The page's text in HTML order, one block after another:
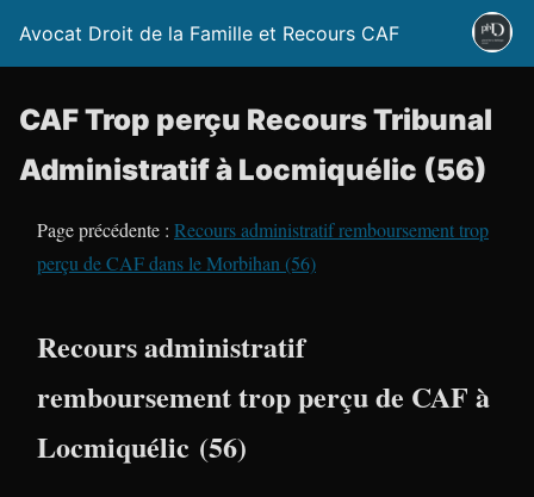
Avocat Droit de la Famille et Recours CAF
CAF Trop perçu Recours Tribunal
Administratif à Locmiquélic (56)
Page précédente : Recours administratif remboursement trop
perçu de CAF dans le Morbihan (56)
Recours administratif
remboursement trop perçu de CAF à
Locmiquélic (56)